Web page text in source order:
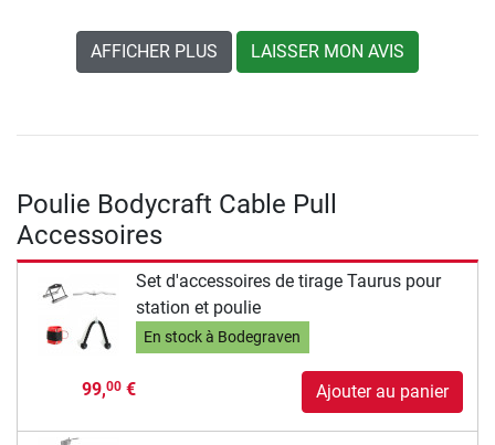
AFFICHER PLUS LAISSER MON AVIS
Poulie Bodycraft Cable Pull
Accessoires
Set d'accessoires de tirage Taurus pour
station et poulie
En stock à Bodegraven
99,00€ Ajouter au panier